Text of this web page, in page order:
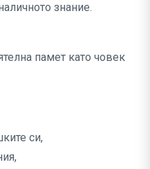
знание.
памет като човек
си,